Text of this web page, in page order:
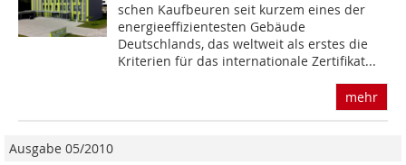
schen Kaufbeuren seit kurzem eines der
energieeffizientesten Gebäude
Deutschlands, das weltweit als erstes die
Kriterien für das internationale Zertifikat...
mehr
Ausgabe 05/2010